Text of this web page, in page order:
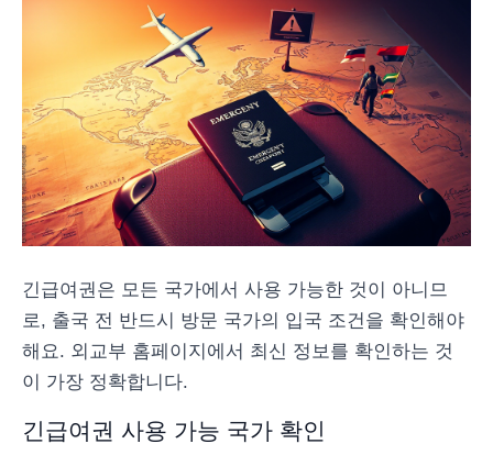
긴급여권은 모든 국가에서 사용 가능한 것이 아니므
로, 출국 전 반드시 방문 국가의 입국 조건을 확인해야
해요. 외교부 홈페이지에서 최신 정보를 확인하는 것
이 가장 정확합니다.
긴급여권 사용 가능 국가 확인